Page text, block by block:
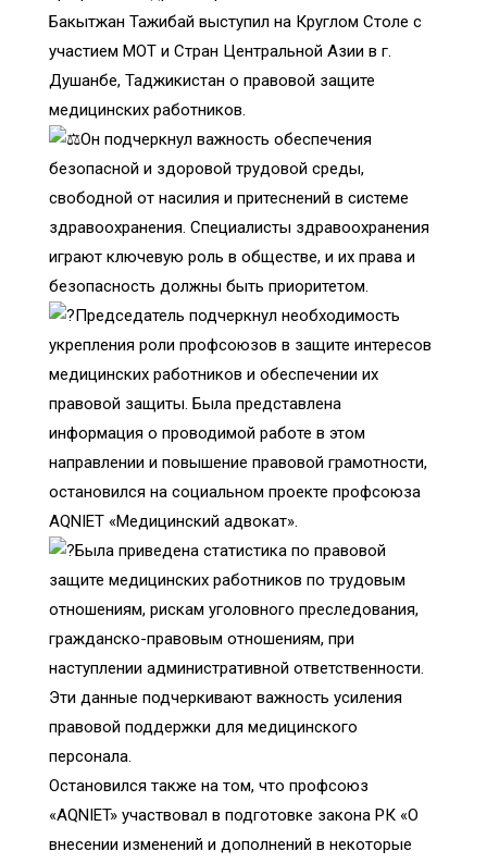
Бакытжан Тажибай выступил на Круглом Столе с
участием МОТ и Стран Центральной Азии в г.
Душанбе, Таджикистан о правовой защите
медицинских работников.
Он подчеркнул важность обеспечения
безопасной и здоровой трудовой среды,
свободной от насилия и притеснений в системе
здравоохранения. Специалисты здравоохранения
играют ключевую роль в обществе, и их права и
безопасность должны быть приоритетом.
Председатель подчеркнул необходимость
укрепления роли профсоюзов в защите интересов
медицинских работников и обеспечении их
правовой защиты. Была представлена
информация о проводимой работе в этом
направлении и повышение правовой грамотности,
остановился на социальном проекте профсоюза
AQNIET «Медицинский адвокат».
Была приведена статистика по правовой
защите медицинских работников по трудовым
отношениям, рискам уголовного преследования,
гражданско-правовым отношениям, при
наступлении административной ответственности.
Эти данные подчеркивают важность усиления
правовой поддержки для медицинского
персонала.
Остановился также на том, что профсоюз
«AQNIET» участвовал в подготовке закона РК «О
внесении изменений и дополнений в некоторые